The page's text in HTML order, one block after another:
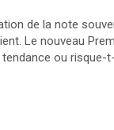
de la note
Le nouveau
ou risque-t-